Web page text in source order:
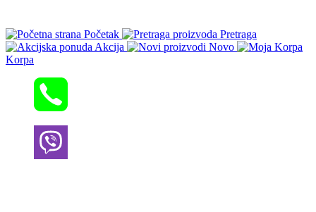
Početak
Pretraga
Akcija
Novo
Korpa